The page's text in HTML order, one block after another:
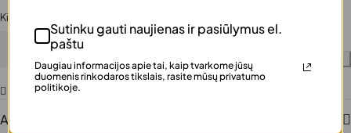
Kiekis
Į krepšelį
Pridėti į norų sąrašą
Aprašymas
Sutinku gauti naujienas ir pasiūlymus el.
paštu
Daugiau informacijos apie tai, kaip tvarkome jūsų
duomenis rinkodaros tikslais, rasite mūsų privatumo
politikoje.